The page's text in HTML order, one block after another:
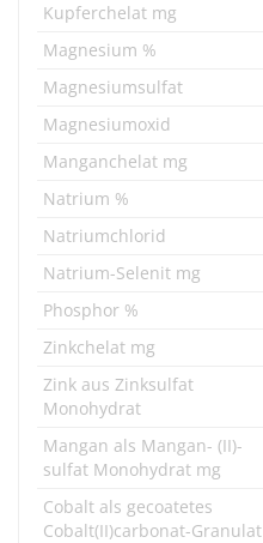
Kupferchelat mg
Magnesium %
Magnesiumsulfat
Magnesiumoxid
Manganchelat mg
Natrium %
Natriumchlorid
Natrium-Selenit mg
Phosphor %
Zinkchelat mg
Zink aus Zinksulfat
Monohydrat
Mangan als Mangan- (II)-
sulfat Monohydrat mg
Cobalt als gecoatetes
Cobalt(II)carbonat-Granulat